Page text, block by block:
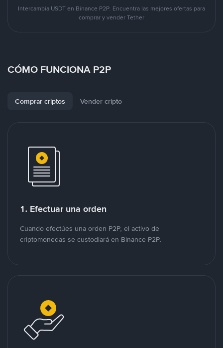
Intercambia USDT en Binance P2P. Encuentra las mejores ofertas para
comprar y vender Tether
CÓMO FUNCIONA P2P
Comprar criptos Vender cripto
1. Efectuar una orden
Cuando efectúes una orden P2P, el activo de
criptomonedas se custodiará en Binance P2P.